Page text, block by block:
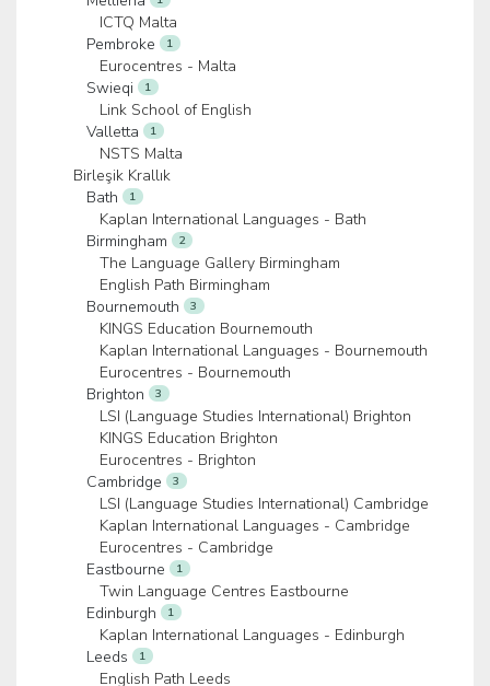
ICTQ Malta
Pembroke
1
Eurocentres - Malta
Swieqi
1
Link School of English
Valletta
1
NSTS Malta
Birleşik Krallık
Bath
1
Kaplan International Languages - Bath
Birmingham
2
The Language Gallery Birmingham
English Path Birmingham
Bournemouth
3
KINGS Education Bournemouth
Kaplan International Languages - Bournemouth
Eurocentres - Bournemouth
Brighton
3
LSI (Language Studies International) Brighton
KINGS Education Brighton
Eurocentres - Brighton
Cambridge
3
LSI (Language Studies International) Cambridge
Kaplan International Languages - Cambridge
Eurocentres - Cambridge
Eastbourne
1
Twin Language Centres Eastbourne
Edinburgh
1
Kaplan International Languages - Edinburgh
Leeds
1
English Path Leeds